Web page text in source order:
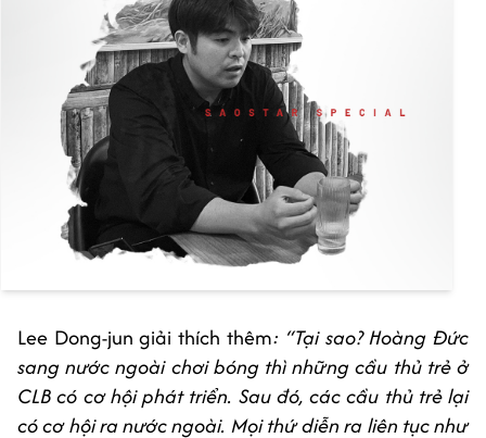
Lee Dong-jun giải thích thêm: “Tại sao? Hoàng Đức
sang nước ngoài chơi bóng thì những cầu thủ trẻ ở
CLB có cơ hội phát triển. Sau đó, các cầu thủ trẻ lại
có cơ hội ra nước ngoài. Mọi thứ diễn ra liên tục như